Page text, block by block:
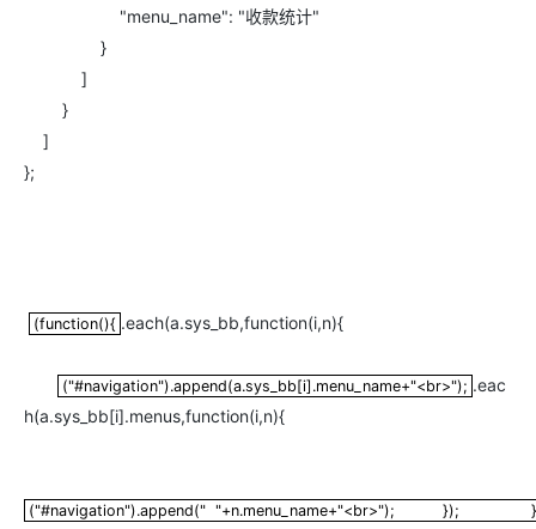
"menu_name": "收款统计"
}
]
}
]
};
(function(){
(function(){ .each(a.sys_bb,function(i,n){
("#navigation").append(a.sys_bb[i].menu_name+"<br>");
("#navigation").append(a.sys_bb[i].menu_name+"<br>");
.eac
h(a.sys_bb[i].menus,function(i,n){
("#navigation").append(" "+n.menu_name+"<br>"); });
("#navigation").append(" "+n.menu_name+"<br>");